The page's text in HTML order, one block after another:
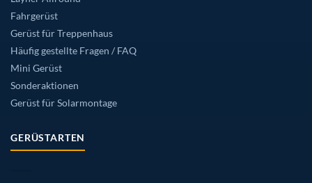
Fahrgerüst
Gerüst für Treppenhaus
Häufig gestellte Fragen / FAQ
Mini Gerüst
Sonderaktionen
Gerüst für Solarmontage
GERÜSTARTEN